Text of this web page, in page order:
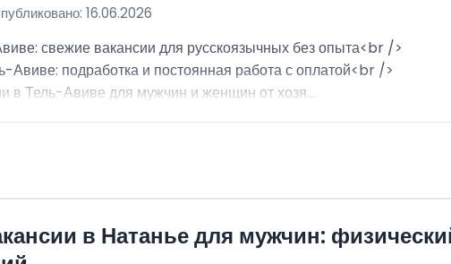
16.06.2026
свежие вакансии для русскоязычных без опыта<br />
Авиве: подработка и постоянная работа с оплатой<br />
в Тель-Авиве для мужчин и женщин от хозя...
в Натанье для мужчин: